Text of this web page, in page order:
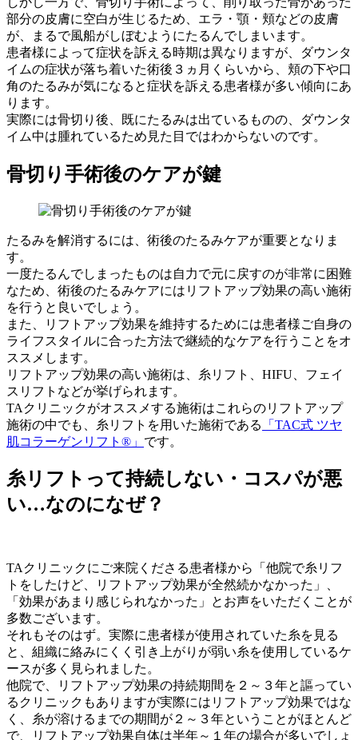
部分の皮膚に空白が生じるため、エラ・顎・頬などの皮膚
が、まるで風船がしぼむようにたるんでしまいます。
患者様によって症状を訴える時期は異なりますが、ダウンタ
イムの症状が落ち着いた術後３ヵ月くらいから、頬の下や口
角のたるみが気になると症状を訴える患者様が多い傾向にあ
ります。
実際には骨切り後、既にたるみは出ているものの、ダウンタ
イム中は腫れているため 見た目ではわからないのです。
骨切り手術後のケアが鍵
たるみを解消するには、 術後のたるみケアが重要となりま
す。
一度たるんでしまったものは自力で元に戻すのが非常に困難
なため、術後のたるみケアには リフトアップ効果の高い施術
を行うと良いでしょう。
また、リフトアップ効果を維持するためには患者様ご自身の
ライフスタイルに合った方法で継続的なケアを行うことをオ
ススメします。
リフトアップ効果の高い施術は、糸リフト、HIFU、フェイ
スリフトなどが挙げられます。
TAクリニックがオススメする施術はこれらのリフトアップ
施術の中でも、糸リフトを用いた施術である
「TAC式 ツヤ
肌コラーゲンリフト®」 です。
糸リフトって持続しない・コスパが悪
い…なのになぜ？
TAクリニックにご来院くださる患者様から
「他院で糸リフ
トをしたけど、リフトアップ効果が全然続かなかった」、
「効果があまり感じられなかった」
とお声をいただくことが
多数ございます。
それもそのはず。実際に患者様が使用されていた糸を見る
と、 組織に絡みにくく引き上がりが弱い糸を使用しているケ
ースが多く見られました。
他院で、
リフトアップ効果の持続期間を２～３年と謳ってい
るクリニックもありますが実際にはリフトアップ効果ではな
く、
糸が溶けるまでの期間が２～３年ということがほとんど
で、リフトアップ効果自体は半年～１年の場合が多いでしょ